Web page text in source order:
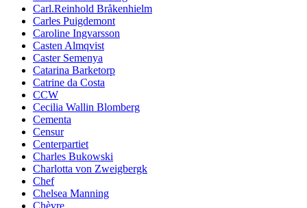
Carl.Reinhold Bråkenhielm
Carles Puigdemont
Caroline Ingvarsson
Casten Almqvist
Caster Semenya
Catarina Barketorp
Catrine da Costa
CCW
Cecilia Wallin Blomberg
Cementa
Censur
Centerpartiet
Charles Bukowski
Charlotta von Zweigbergk
Chef
Chelsea Manning
Chèvre